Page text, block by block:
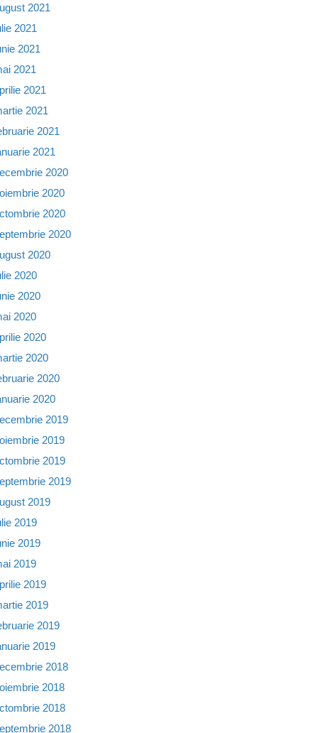
2021
2021
2021
2021
2021
2021
2021
2021
2020
2020
2020
2020
2020
2020
2020
2020
2020
2020
2020
2020
2019
2019
2019
2019
2019
2019
2019
2019
2019
2019
2019
2019
2018
2018
2018
2018